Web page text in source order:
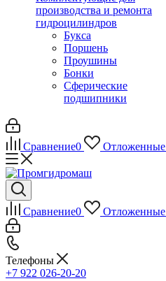
производства и ремонта
гидроцилиндров
Букса
Поршень
Проушины
Бонки
Сферические
подшипники
Сравнение0 Отложенные
Сравнение0 Отложенные
Телефоны
+7 922 026-20-20